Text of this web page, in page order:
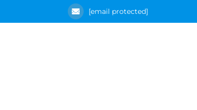
[email protected]